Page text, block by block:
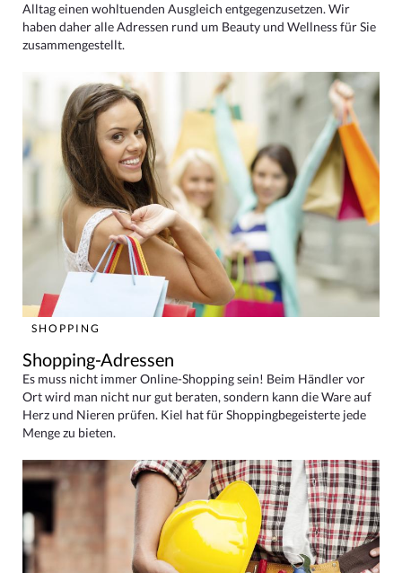
Alltag einen wohltuenden Ausgleich entgegenzusetzen. Wir
haben daher alle Adressen rund um Beauty und Wellness für Sie
zusammengestellt.
SHOPPING
Shopping-Adressen
Es muss nicht immer Online-Shopping sein! Beim Händler vor
Ort wird man nicht nur gut beraten, sondern kann die Ware auf
Herz und Nieren prüfen. Kiel hat für Shoppingbegeisterte jede
Menge zu bieten.